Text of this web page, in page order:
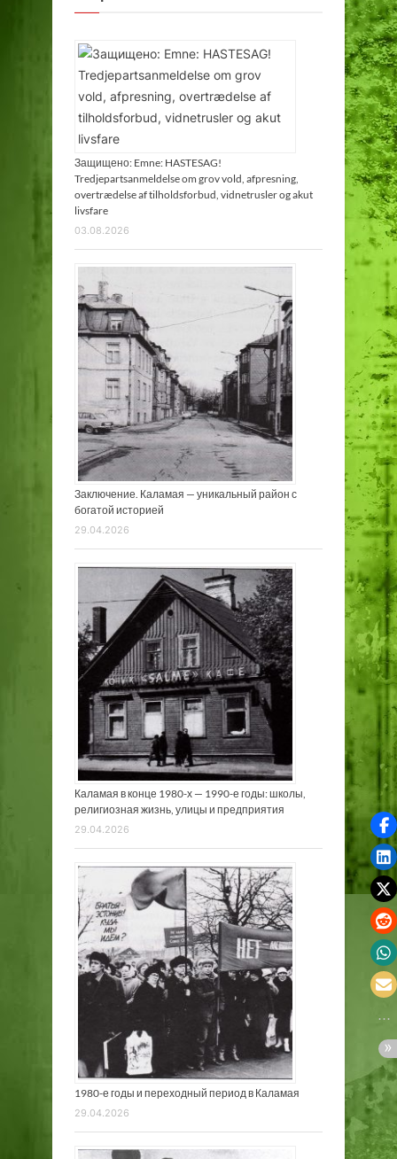
Защищено: Emne: HASTESAG!
Tredjepartsanmeldelse om grov vold, afpresning,
overtrædelse af tilholdsforbud, vidnetrusler og akut
livsfare
03.08.2026
Заключение. Каламая — уникальный район с
богатой историей
29.04.2026
Каламая в конце 1980-х — 1990-е годы: школы,
религиозная жизнь, улицы и предприятия
29.04.2026
1980-е годы и переходный период в Каламая
29.04.2026